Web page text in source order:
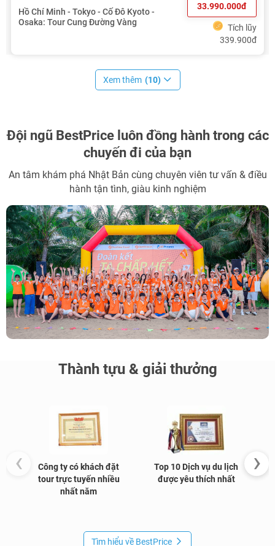
Hồ Chí Minh - Tokyo - Cố Đô Kyoto -
Osaka: Tour Cung Đường Vàng
33.990.000đ
Tích lũy
339.900đ
Xem thêm (10)
Đội ngũ BestPrice luôn đồng hành trong các
chuyến đi của bạn
An tâm khám phá Nhật Bản cùng chuyên viên tư vấn & điều
hành tận tình, giàu kinh nghiệm
Thành tựu & giải thưởng
Công ty có khách đặt
tour trực tuyến nhiều
nhất năm
Top 10 Dịch vụ du lịch
được yêu thích nhất
‹ ›
Tìm hiểu về BestPrice